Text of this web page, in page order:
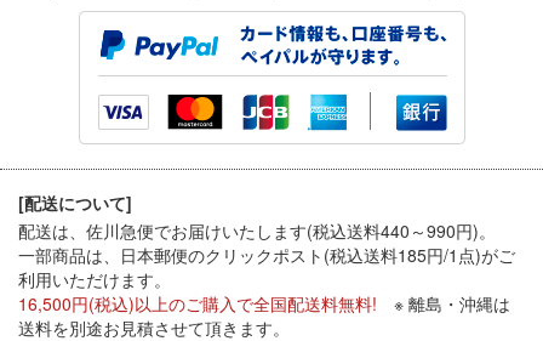
[配送について]
配送は、佐川急便でお届けいたします(税込送料440～990円)。
一部商品は、日本郵便のクリックポスト(税込送料185円/1点)がご
利用いただけます。
16,500円(税込)以上のご購入で全国配送料無料! ※ 離島・沖縄は
送料を別途お見積させて頂きます。